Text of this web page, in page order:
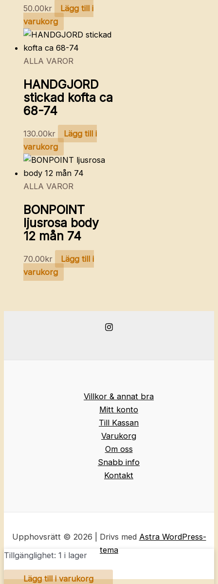
50.00kr
Lägg till i
varukorg
ALLA VAROR
HANDGJORD
stickad kofta ca
68-74
130.00kr
Lägg till i
varukorg
ALLA VAROR
BONPOINT
ljusrosa body
12 mån 74
70.00kr
Lägg till i
varukorg
Villkor & annat bra
Mitt konto
Till Kassan
Varukorg
Om oss
Snabb info
Kontakt
Upphovsrätt © 2026 | Drivs med Astra WordPress-
tema
Tillgänglighet: 1 i lager
Lägg till i varukorg